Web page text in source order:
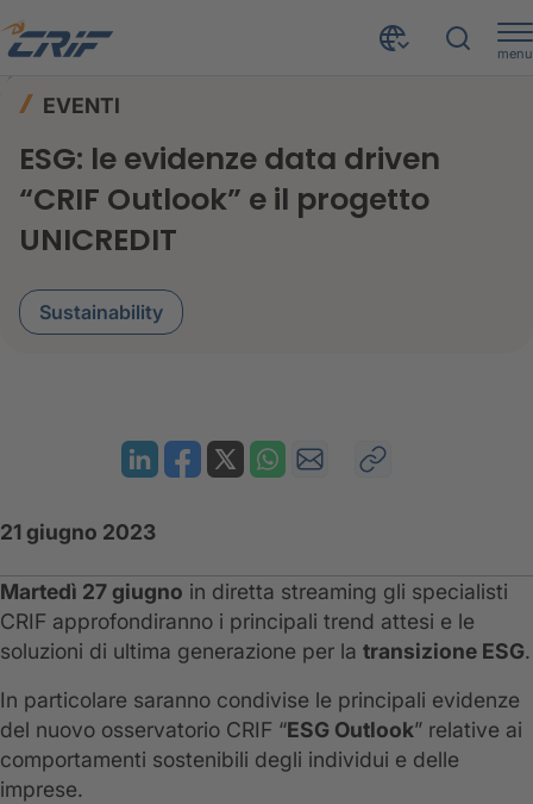
menu
EVENTI
ESG: le evidenze data driven
“CRIF Outlook” e il progetto
UNICREDIT
Sustainability
21 giugno 2023
Martedì 27 giugno in diretta streaming gli specialisti
CRIF approfondiranno i principali trend attesi e le
soluzioni di ultima generazione per la transizione ESG.
In particolare saranno condivise le principali evidenze
del nuovo osservatorio CRIF “ESG Outlook” relative ai
comportamenti sostenibili degli individui e delle
imprese.